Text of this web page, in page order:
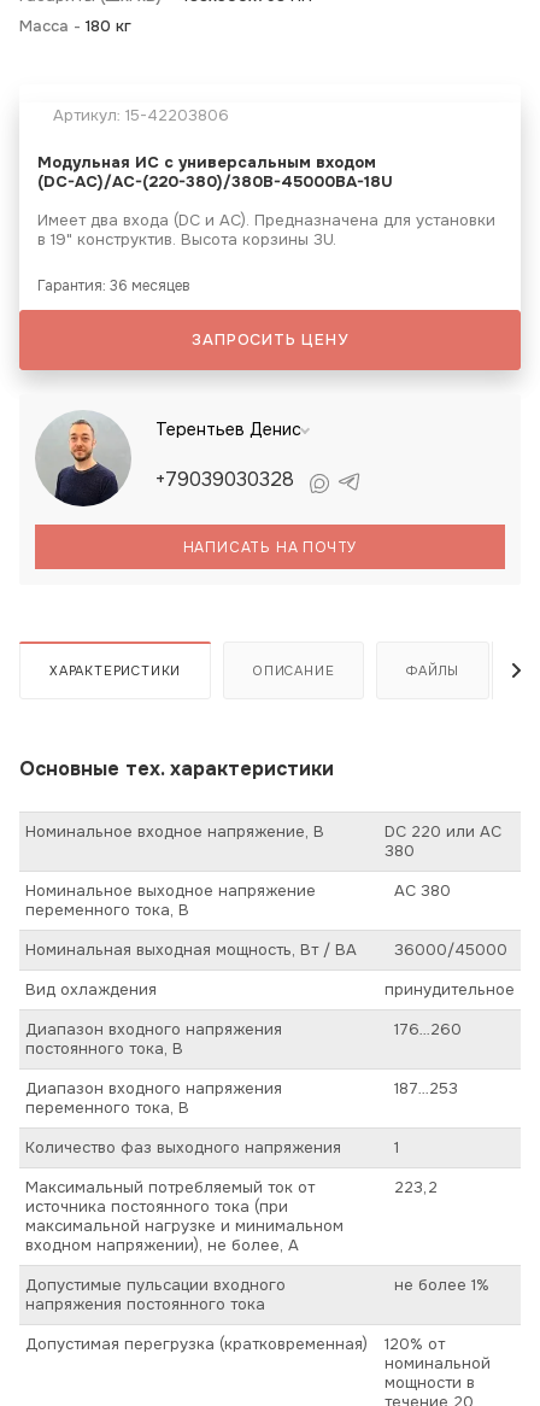
Масса - 180 кг
Артикул: 15-42203806
Модульная ИС с универсальным входом
(DC-АС)/AC-(220-380)/380B-45000BA-18U
Имеет два входа (DC и АС). Предназначена для установки
в 19" конструктив. Высота корзины 3U.
Гарантия: 36 месяцев
ЗАПРОСИТЬ ЦЕНУ
Терентьев Денис
+79039030328
НАПИСАТЬ НА ПОЧТУ
ХАРАКТЕРИСТИКИ ОПИСАНИЕ ФАЙЛЫ
Основные тех. характеристики
Номинальное входное напряжение, В
DC 220 или AC
380
Номинальное выходное напряжение
переменного тока, В
AC 380
Номинальная выходная мощность, Вт / ВА
36000/45000
Вид охлаждения
принудительное
Диапазон входного напряжения
постоянного тока, В
176…260
Диапазон входного напряжения
переменного тока, В
187…253
Количество фаз выходного напряжения
1
Максимальный потребляемый ток от
источника постоянного тока (при
максимальной нагрузке и минимальном
входном напряжении), не более, А
223,2
Допустимые пульсации входного
напряжения постоянного тока
не более 1%
Допустимая перегрузка (кратковременная)
120% от
номинальной
мощности в